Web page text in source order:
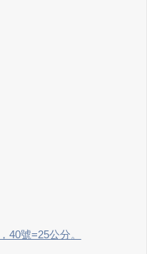
號=25公分。